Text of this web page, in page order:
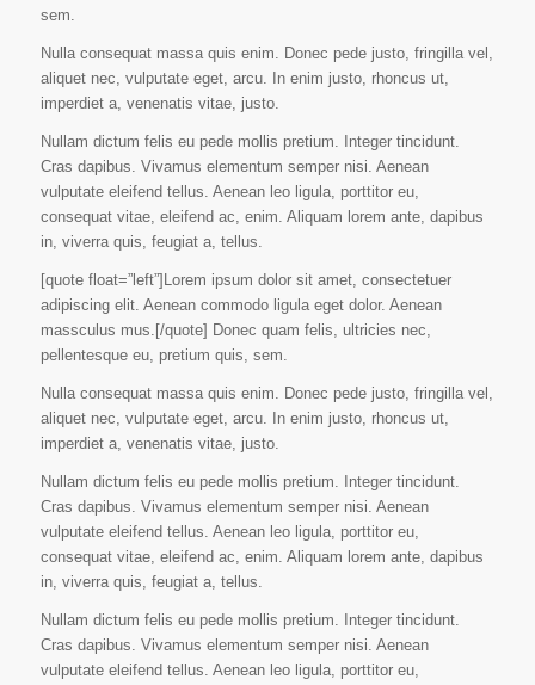
sem.
Nulla consequat massa quis enim. Donec pede justo, fringilla vel,
aliquet nec, vulputate eget, arcu. In enim justo, rhoncus ut,
imperdiet a, venenatis vitae, justo.
Nullam dictum felis eu pede mollis pretium. Integer tincidunt.
Cras dapibus. Vivamus elementum semper nisi. Aenean
vulputate eleifend tellus. Aenean leo ligula, porttitor eu,
consequat vitae, eleifend ac, enim. Aliquam lorem ante, dapibus
in, viverra quis, feugiat a, tellus.
[quote float=”left”]Lorem ipsum dolor sit amet, consectetuer
adipiscing elit. Aenean commodo ligula eget dolor. Aenean
massculus mus.[/quote] Donec quam felis, ultricies nec,
pellentesque eu, pretium quis, sem.
Nulla consequat massa quis enim. Donec pede justo, fringilla vel,
aliquet nec, vulputate eget, arcu. In enim justo, rhoncus ut,
imperdiet a, venenatis vitae, justo.
Nullam dictum felis eu pede mollis pretium. Integer tincidunt.
Cras dapibus. Vivamus elementum semper nisi. Aenean
vulputate eleifend tellus. Aenean leo ligula, porttitor eu,
consequat vitae, eleifend ac, enim. Aliquam lorem ante, dapibus
in, viverra quis, feugiat a, tellus.
Nullam dictum felis eu pede mollis pretium. Integer tincidunt.
Cras dapibus. Vivamus elementum semper nisi. Aenean
vulputate eleifend tellus. Aenean leo ligula, porttitor eu,